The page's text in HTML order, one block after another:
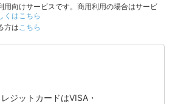
用向けサービスです。商用利用の場合はサービ
くはこちら
方は こちら
ジットカードはVISA・